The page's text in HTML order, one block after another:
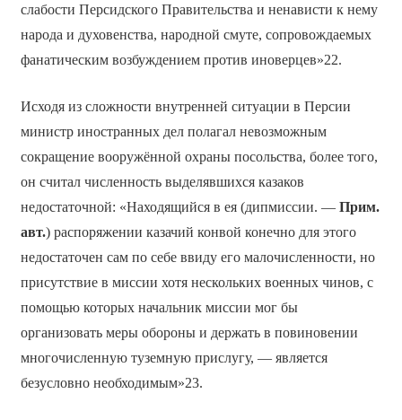
слабости Персидского Правительства и ненависти к нему
народа и духовенства, народной смуте, сопровождаемых
фанатическим возбуждением против иноверцев»22.
Исходя из сложности внутренней ситуации в Персии
министр иностранных дел полагал невозможным
сокращение вооружённой охраны посольства, более того,
он считал численность выделявшихся казаков
недостаточной: «Находящийся в ея (дипмиссии. — Прим.
авт.) распоряжении казачий конвой конечно для этого
недостаточен сам по себе ввиду его малочисленности, но
присутствие в миссии хотя нескольких военных чинов, с
помощью которых начальник миссии мог бы
организовать меры обороны и держать в повиновении
многочисленную туземную прислугу, — является
безусловно необходимым»23.